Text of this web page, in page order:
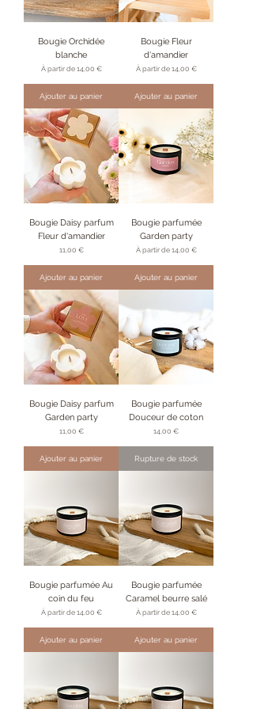
Bougie Orchidée
blanche
À partir de 14,00 €
Prix promotionnel
Ajouter au panier
Bougie Fleur
d'amandier
À partir de 14,00 €
Prix promotionnel
Ajouter au panier
Bougie Daisy parfum
Fleur d'amandier
Prix
11,00 €
Ajouter au panier
Bougie parfumée
Garden party
À partir de 14,00 €
Prix promotionnel
Ajouter au panier
Bougie Daisy parfum
Garden party
Prix
11,00 €
Ajouter au panier
Bougie parfumée
Douceur de coton
Prix
14,00 €
Rupture de stock
Bougie parfumée Au
coin du feu
À partir de 14,00 €
Prix promotionnel
Ajouter au panier
Bougie parfumée
Caramel beurre salé
À partir de 14,00 €
Prix promotionnel
Ajouter au panier